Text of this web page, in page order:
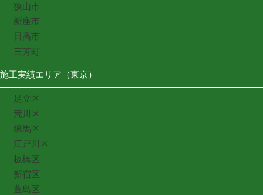
狭山市
新座市
日高市
三芳町
施工実績エリア（東京）
足立区
荒川区
練馬区
江戸川区
板橋区
新宿区
豊島区